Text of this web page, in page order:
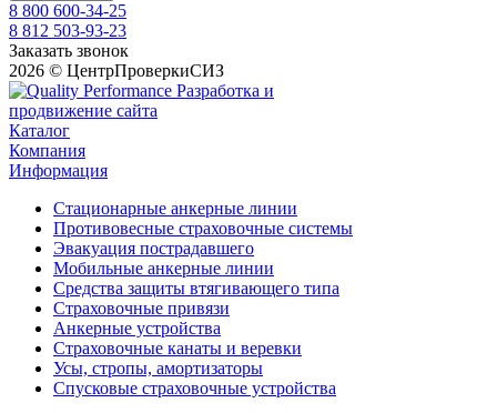
8 800 600-34-25
8 812 503-93-23
Заказать звонок
2026 © ЦентрПроверкиСИЗ
Разработка и
продвижение сайта
Каталог
Компания
Информация
Стационарные анкерные линии
Противовесные страховочные системы
Эвакуация пострадавшего
Мобильные анкерные линии
Средства защиты втягивающего типа
Страховочные привязи
Анкерные устройства
Страховочные канаты и веревки
Усы, стропы, амортизаторы
Спусковые страховочные устройства